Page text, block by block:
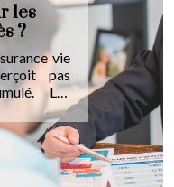
les
?
vie
pas
Les
au
et c'est
reste le
vient